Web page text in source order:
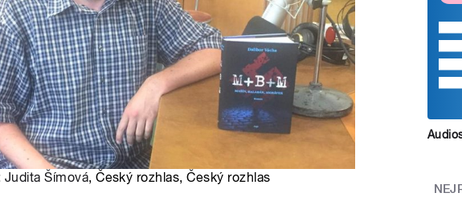
Judita Šímová, Český rozhlas, Český rozhlas